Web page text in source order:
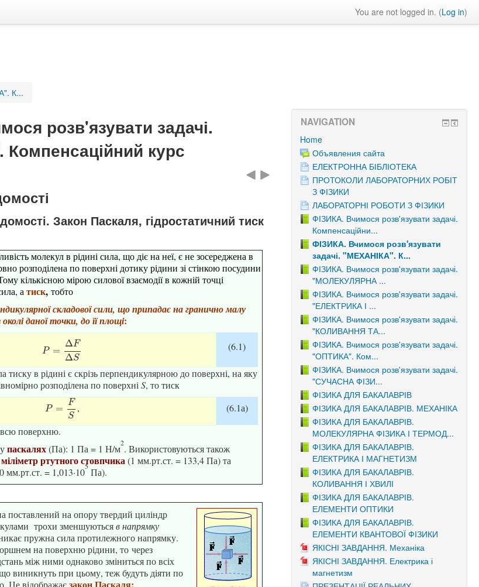
You are not logged in. (Log in)
К...
розв'язувати задачі.
курс
Закон Паскаля, гідростатичний тиск
молекул в рідинісила, що дієна неї, є не зосереджена в
розподілена по поверхні дотикурідини зі стінкою посудини
кількісною мірою силової взаємодії в кожній точці
а тиск, тобто
складовоїсили, що припадає на гранично малу
околі даної точки, до її площі:
P =
ΔF
ΔS
P= ΔF ΔS (6.1)
тиску в рідині є скрізь перпендикулярною до поверхні, на яку
розподілена по поверхні S, то тиск
P =
F
S
P= FS ,
(6.1а)
поверхню.
упаскалях (Па): 1 Па = 1 Н/м
2
. Використовуються також
міліметр ртутного стовпчика (1 мм.рт.ст. = 133,4 Па) та
мм.рт.ст. = 1,013·10
5
Па).
поставлений на опору твердий циліндр
трохи зменшуються в напрямку
пружна сила протилежного напрямку.
на поверхню рідини, то через
між ними однаково зміниться по всіх
виникнуть при цьому, теж будуть діяти по
Це відображає
NAVIGATION
Home
Объявления сайта
ЕЛЕКТРОННА БІБЛІОТЕКА
ПРОТОКОЛИ ЛАБОРАТОРНИХ РОБІТ
З ФІЗИКИ
ЛАБОРАТОРНІ РОБОТИ З ФІЗИКИ
ФІЗИКА. Вчимося розв'язувати задачі.
Компенсаційни...
ФІЗИКА. Вчимося розв'язувати
задачі. "МЕХАНІКА". К...
ФІЗИКА. Вчимося розв'язувати задачі.
"МОЛЕКУЛЯРНА ...
ФІЗИКА. Вчимося розв'язувати задачі.
"ЕЛЕКТРИКА І ...
ФІЗИКА. Вчимося розв'язувати задачі.
"КОЛИВАННЯ ТА...
ФІЗИКА. Вчимося розв'язувати задачі.
"ОПТИКА". Ком...
ФІЗИКА. Вчимося розв'язувати задачі.
"СУЧАСНА ФІЗИ...
ФІЗИКА ДЛЯ БАКАЛАВРІВ
ФІЗИКА ДЛЯ БАКАЛАВРІВ. МЕХАНІКА
ФІЗИКА ДЛЯ БАКАЛАВРІВ.
МОЛЕКУЛЯРНА ФІЗИКА І ТЕРМОД...
ФІЗИКА ДЛЯ БАКАЛАВРІВ.
ЕЛЕКТРИКА І МАГНЕТИЗМ
ФІЗИКА ДЛЯ БАКАЛАВРІВ.
КОЛИВАННЯ І ХВИЛІ
ФІЗИКА ДЛЯ БАКАЛАВРІВ.
ЕЛЕМЕНТИ ОПТИКИ
ФІЗИКА ДЛЯ БАКАЛАВРІВ.
ЕЛЕМЕНТИ КВАНТОВОЇ ФІЗИКИ
ЯКІСНІ ЗАВДАННЯ. Механіка
ЯКІСНІ ЗАВДАННЯ. Електрика і
магнетизм